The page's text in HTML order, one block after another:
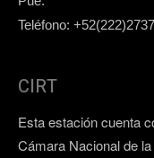
Teléfono:
CIRT
Esta estación cuenta
Cámara Nacional de